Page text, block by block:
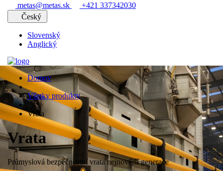
metas@metas.sk
+421 337342030
Český
Slovenský
Anglický
Domov
Všetky produkty
Vrata
Vrata
Průmyslová bezpečnostní vrata nejnovější generace